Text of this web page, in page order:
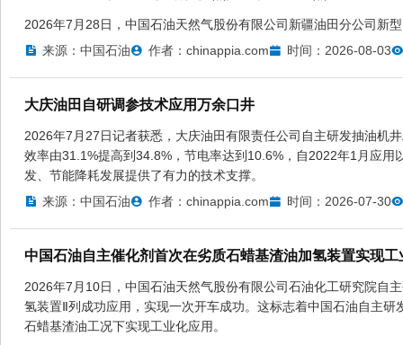
2026年7月28日，中国石油天然气股份有限公司新疆油田分公司新
来源：中国石油
作者：chinappia.com 时间：2026-08-03
大庆油田自研调参技术应用万余口井
2026年7月27日记者获悉，大庆油田有限责任公司自主研发抽油机
效率由31.1%提高到34.8%，节电率达到10.6%，自2022年1月应
发、节能降耗发展提供了有力的技术支撑。
来源：中国石油
作者：chinappia.com 时间：2026-07-30
中国石油自主催化剂首次在劣质石蜡基渣油加氢装置实现工
2026年7月10日，中国石油天然气股份有限公司石油化工研究院自
氢装置Ⅱ列成功应用，实现一次开车成功。这标志着中国石油自主
石蜡基渣油工况下实现工业化应用。